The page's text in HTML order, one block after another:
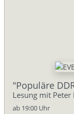
"Populäre
Lesung mit Peter
ab 19:00 Uhr